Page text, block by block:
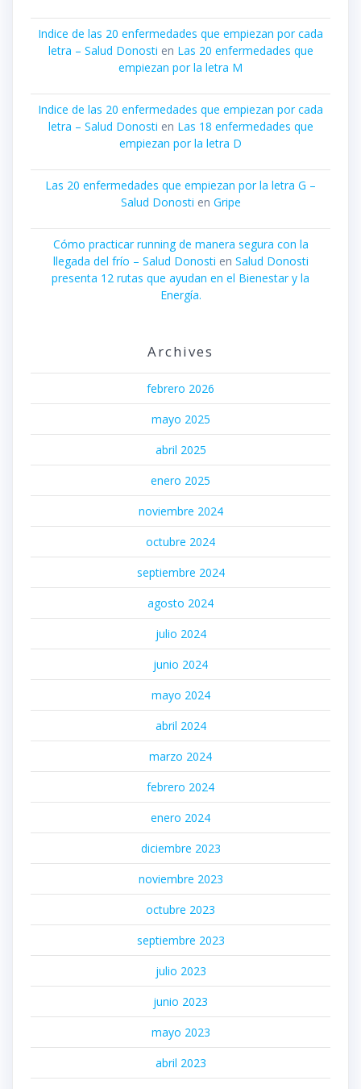
Indice de las 20 enfermedades que empiezan por cada
letra – Salud Donosti en Las 20 enfermedades que
empiezan por la letra M
Indice de las 20 enfermedades que empiezan por cada
letra – Salud Donosti en Las 18 enfermedades que
empiezan por la letra D
Las 20 enfermedades que empiezan por la letra G –
Salud Donosti en Gripe
Cómo practicar running de manera segura con la
llegada del frío – Salud Donosti en Salud Donosti
presenta 12 rutas que ayudan en el Bienestar y la
Energía.
Archives
febrero 2026
mayo 2025
abril 2025
enero 2025
noviembre 2024
octubre 2024
septiembre 2024
agosto 2024
julio 2024
junio 2024
mayo 2024
abril 2024
marzo 2024
febrero 2024
enero 2024
diciembre 2023
noviembre 2023
octubre 2023
septiembre 2023
julio 2023
junio 2023
mayo 2023
abril 2023